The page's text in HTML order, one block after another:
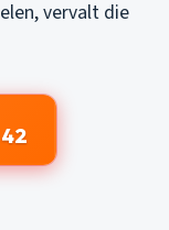
vervalt die